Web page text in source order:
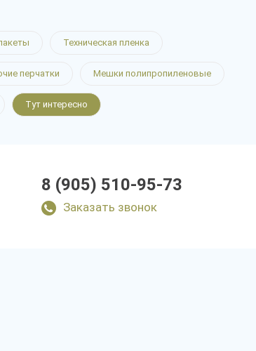
Техническая пленка
перчатки Мешки полипропиленовые
Тут интересно
8 (905) 510-95-73
Заказать звонок